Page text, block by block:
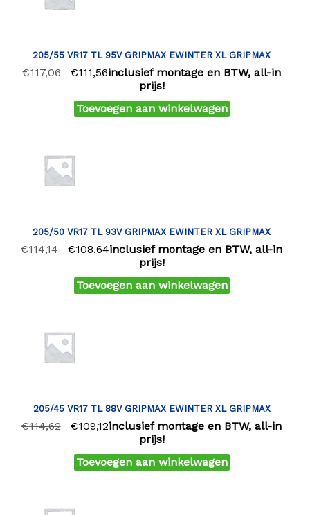
205/55 VR17 TL 95V GRIPMAX EWINTER XL GRIPMAX
€117,06 €111,56inclusief montage en BTW, all-in
prijs!
Toevoegen aan winkelwagen
205/50 VR17 TL 93V GRIPMAX EWINTER XL GRIPMAX
€114,14 €108,64inclusief montage en BTW, all-in
prijs!
Toevoegen aan winkelwagen
205/45 VR17 TL 88V GRIPMAX EWINTER XL GRIPMAX
€114,62 €109,12inclusief montage en BTW, all-in
prijs!
Toevoegen aan winkelwagen